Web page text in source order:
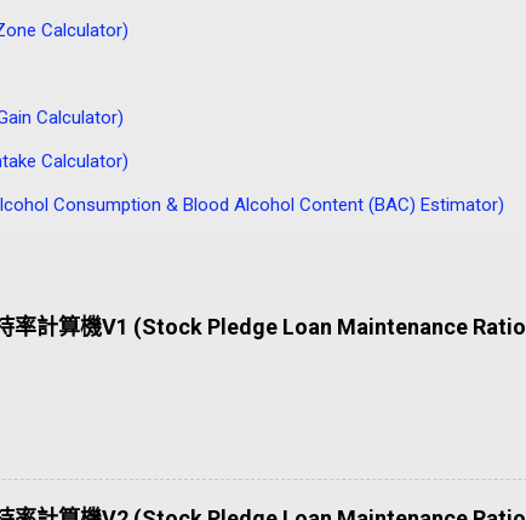
Calculator)
Calculator)
Calculator)
Consumption & Blood Alcohol Content (BAC) Estimator)
率計算機V1 (Stock Pledge Loan Maintenance Ratio